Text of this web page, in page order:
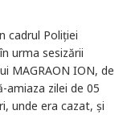
cadrul Poliției
urma sesizării
MAGRAON ION, de
amiaza zilei de 05
unde era cazat, și